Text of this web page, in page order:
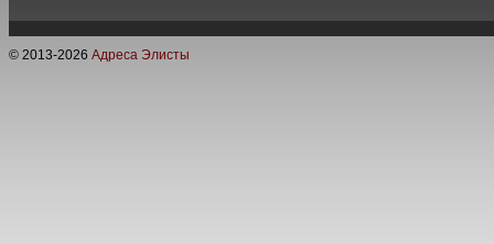
© 2013-2026 Адреса Элисты